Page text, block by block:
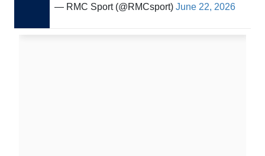
— RMC Sport (@RMCsport) June 22, 2026